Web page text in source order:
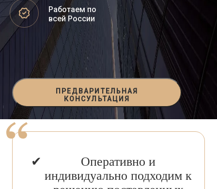
Работаем по
всей России
ПРЕДВАРИТЕЛЬНАЯ
КОНСУЛЬТАЦИЯ
Оперативно и
индивидуально подходим к